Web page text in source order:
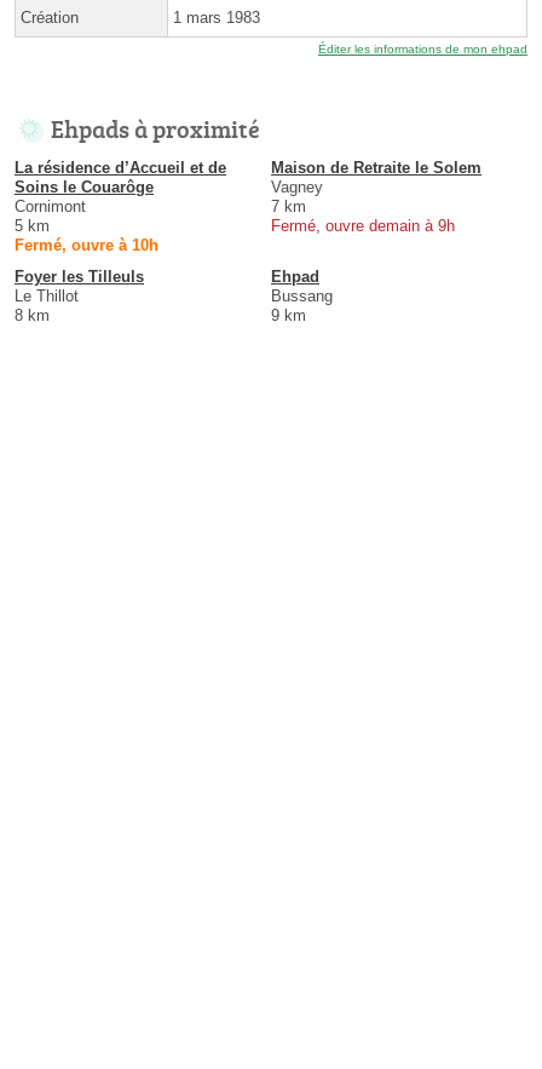
Création 1 mars 1983
Éditer les informations de mon ehpad
Ehpads à proximité
La résidence d’Accueil et de
Soins le Couarôge
Cornimont
5 km
Fermé, ouvre à 10h
Maison de Retraite le Solem
Vagney
7 km
Fermé, ouvre demain à 9h
Foyer les Tilleuls
Le Thillot
8 km
Ehpad
Bussang
9 km